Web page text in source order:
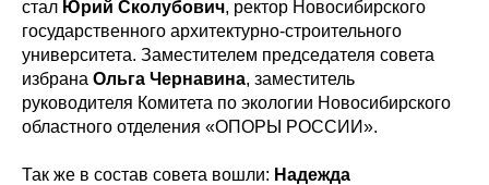
стал Юрий Сколубович, ректор Новосибирского
государственного архитектурно-строительного
университета. Заместителем председателя совета
избрана Ольга Чернавина, заместитель
руководителя Комитета по экологии Новосибирского
областного отделения «ОПОРЫ РОССИИ».
Так же в состав совета вошли: Надежда